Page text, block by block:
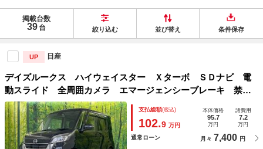
掲載台数
39 台 絞り込む 並び替え 条件保存
UP 日産
デイズルークス ハイウェイスター Ｘターボ ＳＤナビ 電
動スライド 全周囲カメラ エマージェンシーブレーキ 禁煙
車 ドラレコ ＥＴＣ コーナーセンサー スマートキー Ｌ
ＥＤヘッド オートライト オートエアコン Ｂｌｕｅｔｏｏ
ｔｈ再生
支払総額(税込)
102.9 万円
本体価格
95.7
万円
諸費用
7.2
万円
通常ローン 月々 7,400 円